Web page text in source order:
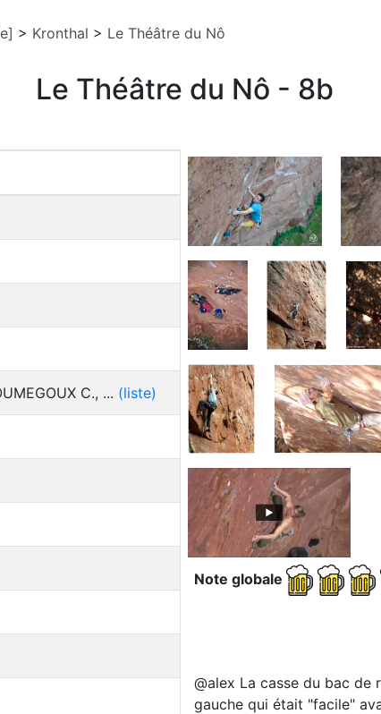
> Kronthal > Le Théâtre du Nô
Le Théâtre du Nô - 8b
C., ... (liste)
Note globale
@alex La casse du bac de
gauche qui était "facile"